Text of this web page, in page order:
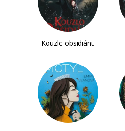
Kouzlo obsidiánu